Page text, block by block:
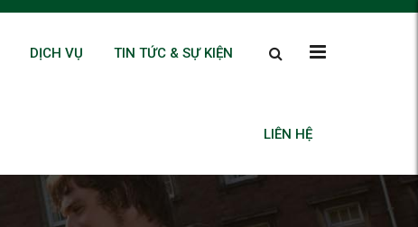
DỊCH VỤ TIN TỨC & SỰ KIỆN
LIÊN HỆ